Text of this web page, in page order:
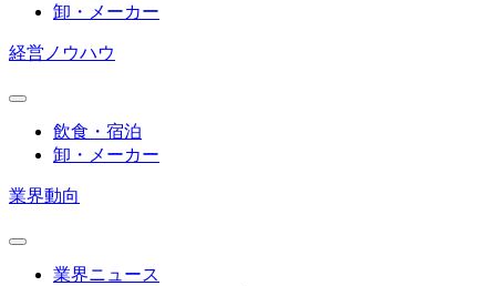
卸・メーカー
経営ノウハウ
飲食・宿泊
卸・メーカー
業界動向
業界ニュース